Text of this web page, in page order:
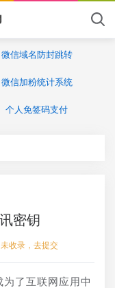
微信域名防封跳转
微信加粉统计系统
个人免签码支付
密钥
未收录，去提交
了互联网应用中